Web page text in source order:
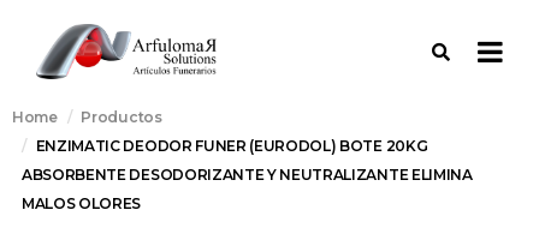
Home
Productos
ENZIMATIC DEODOR FUNER (EURODOL) BOTE 20KG
ABSORBENTE DESODORIZANTE Y NEUTRALIZANTE ELIMINA
MALOS OLORES